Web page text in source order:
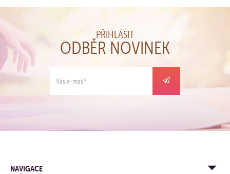
PŘIHLÁSIT
ODBĚR NOVINEK
NAVIGACE